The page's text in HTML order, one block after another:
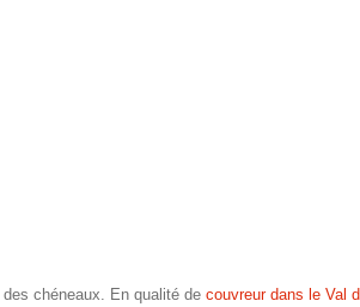
des chéneaux. En qualité de couvreur dans le Val